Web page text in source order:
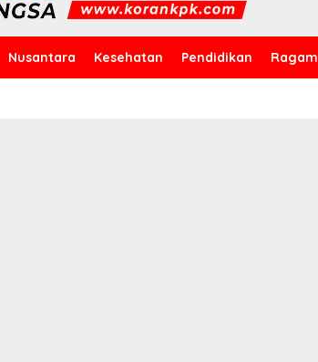
Nusantara Kesehatan Pendidikan Ragam